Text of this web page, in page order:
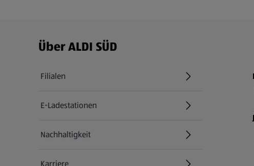
Über ALDI SÜD
Filialen
E-Ladestationen
Nachhaltigkeit